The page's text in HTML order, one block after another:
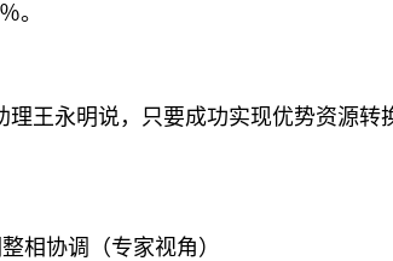
。
永明说，只要成功实现优势资源转
协调（专家视角）